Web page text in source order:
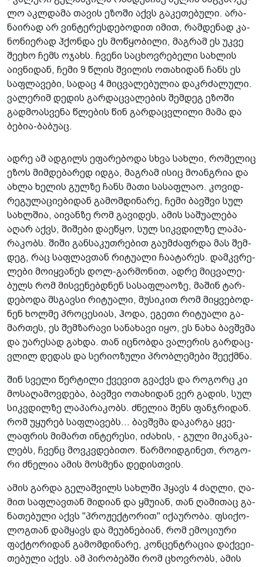
ლო აკ­ლდა­მა თა­ვის ეზო­ში აქვს გა­კე­თე­ბუ­ლი. არა­
ნა­ი­რად არ ვინ­ტე­რეს­დე­ბო­დით იმით, რამ­დე­ნად კა­
ნო­ნი­ე­რად ჰქონ­და ეს მო­წყო­ბი­ლი, მაგ­რამ ეს უკვე
შე­ე­ხო ჩემს ოჯახს. ჩვე­ნი სა­ცხოვ­რე­ბე­ლი სახ­ლის
აივ­ნი­დან, ჩემი 9 წლის შვი­ლის ოთა­ხი­დან ჩანს ეს
საფ­ლა­ვე­ბი, სა­დაც 4 მიც­ვა­ლე­ბუ­ლია დაკ­რძა­ლუ­ლი.
ვა­ლე­რიმ დე­დის გარ­დაც­ვა­ლე­ბის შემ­დეგ ეზო­ში
გად­მო­ას­ვე­ნა წლე­ბის წინ გარ­დაც­ვლი­ლი მამა და
ბე­ბია-ბა­ბუ­აც.
ადრე ამ ად­გილს ეფა­რე­ბო­და სხვა სახ­ლი, რო­მე­ლიც
ეზოს მიმ­დე­ბა­რედ იდგა, მაგ­რამ ისიც მო­ან­გრია და
ახლა ხე­ლის გულ­ზე ჩანს მათი სა­საფ­ლაო. კო­ვიდ­
რე­გუ­ლა­ცი­ე­ბი­დან გა­მომ­დი­ნა­რე, ჩემი ბავ­შვი სულ
სახ­ლშია, აი­ვან­ზე რომ გა­ვი­დეს, ამის სა­შუ­ა­ლე­ბა
აღარ აქვს, ში­შე­ბი და­ე­წყო, სულ სიკ­ვდილ­ზე ლა­პა­
რა­კობს. შიში გან­სა­კუთ­რე­ბით გა­უმ­ძაფ­რდა მას შემ­
დეგ, რაც საფ­ლავ­თან რი­ტუ­ა­ლი ჩა­ა­ტა­რეს. დამ­კვრე­
ლე­ბი მო­იყ­ვა­ნეს დოლ-გარ­მო­ნით, ადრე მიც­ვა­ლე­
ბულს რომ მის­ვე­ნებ­დნენ სა­საფ­ლა­ო­ზე, მა­შინ ტარ­
დე­ბო­და მსგავ­სი რი­ტუ­ა­ლი, მუ­სი­კით რომ მიყ­ვე­ბოდ­
ნენ ხოლ­მე პრო­ცე­სი­ას, ჰოდა, ეგე­თი რი­ტუ­ა­ლი გა­
მარ­თეს, ეს შემ­ზა­რა­ვი სა­ნა­ხა­ვი იყო, ეს ნახა ბავ­შვმა
და უა­რე­სად გახ­და. თან იც­ნობ­და ვა­ლე­რის გარ­დაც­
ვლილ დე­დას და სე­რი­ო­ზუ­ლი პრობ­ლე­მე­ბი შე­ექ­მნა.
შინ სვე­ლი წერ­ტი­ლი ქვე­ვით გვაქვს და რო­გორც კი
მო­სა­ღა­მოვ­დე­ბა, ბავ­შვი ოთა­ხი­დან ვერ გა­დის, სულ
სიკ­ვდილ­ზე ლა­პა­რა­კობს. ძნე­ლია შენს ფან­ჯრი­დან.
რომ უყუ­რებ საფ­ლა­ვებს... ბავ­შვმა და­კარ­გა ყვე­
ლაფ­რის მი­მართ ინ­ტე­რე­სი, იძა­ხის, - გული მი­კან­კა­
ლებს, ჩვენც მოვ­კვდე­ბი­თო. წარ­მო­იდ­გი­ნეთ, რო­გო­
რი ძნე­ლია ამის მოს­მე­ნა დე­დის­თვის.
ამის გარ­და გე­ლაშ­ვილს სახ­ლში ჰყავს 4 ძაღ­ლი, ღა­
მით საფ­ლავ­თან მი­დი­ან და ყმუ­იან, თან ღა­მი­თაც გა­
ნა­თე­ბუ­ლი აქვს "პრო­ჟექ­ტო­რით" იქა­უ­რო­ბა. ფსი­ქო­
ლოგ­თან დამ­ყავს და მე­უბ­ნე­ბი­ან, რომ ემო­ცი­უ­რი
ფაქ­ტო­რი­დან გა­მომ­დი­ნა­რე, კონ­ცენ­ტრა­ცია დაქ­ვე­ი­
თე­ბუ­ლი აქვს. ამ პი­რო­ბებ­ში რომ ცხოვ­რობს, ამის